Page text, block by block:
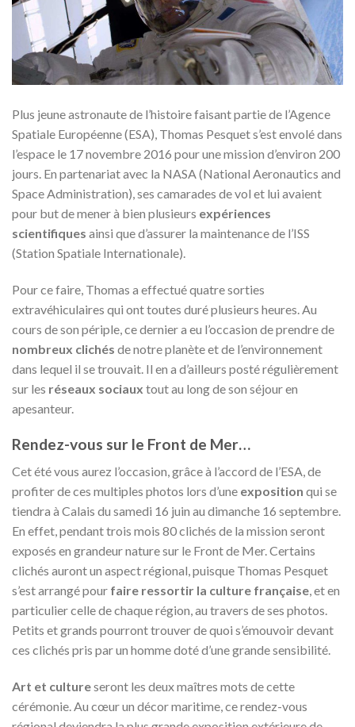
Plus jeune astronaute de l’histoire faisant partie de l’Agence
Spatiale Européenne (ESA), Thomas Pesquet s’est envolé dans
l’espace le 17 novembre 2016 pour une mission d’environ 200
jours. En partenariat avec la NASA (National Aeronautics and
Space Administration), ses camarades de vol et lui avaient
pour but de mener à bien plusieurs expériences
scientifiques ainsi que d’assurer la maintenance de l’ISS
(Station Spatiale Internationale).
Pour ce faire, Thomas a effectué quatre sorties
extravéhiculaires qui ont toutes duré plusieurs heures. Au
cours de son périple, ce dernier a eu l’occasion de prendre de
nombreux clichés de notre planète et de l’environnement
dans lequel il se trouvait. Il en a d’ailleurs posté régulièrement
sur les réseaux sociaux tout au long de son séjour en
apesanteur.
Rendez-vous sur le Front de Mer…
Cet été vous aurez l’occasion, grâce à l’accord de l’ESA, de
profiter de ces multiples photos lors d’une exposition qui se
tiendra à Calais du samedi 16 juin au dimanche 16 septembre.
En effet, pendant trois mois 80 clichés de la mission seront
exposés en grandeur nature sur le Front de Mer. Certains
clichés auront un aspect régional, puisque Thomas Pesquet
s’est arrangé pour faire ressortir la culture française, et en
particulier celle de chaque région, au travers de ses photos.
Petits et grands pourront trouver de quoi s’émouvoir devant
ces clichés pris par un homme doté d’une grande sensibilité.
Art et cultureseront les deux maîtres mots de cette
cérémonie. Au cœur un décor maritime, ce rendez-vous